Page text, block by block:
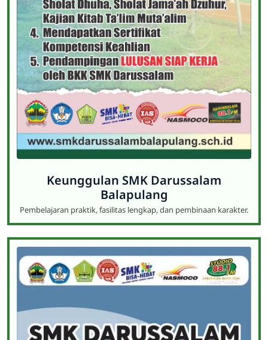
Keunggulan SMK Darussalam
Balapulang
Pembelajaran praktik, fasilitas lengkap, dan pembinaan karakter.